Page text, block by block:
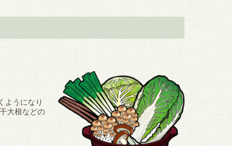
ようになり
大根などの